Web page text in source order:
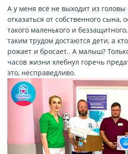
А у меня всё не выходит из головы
отказаться от собственного сына,
такого маленького и
таким трудом достаются дети, а
рожает и бросает.. А малыш?
часов жизни хлебнул горечь
это, несправедливо.